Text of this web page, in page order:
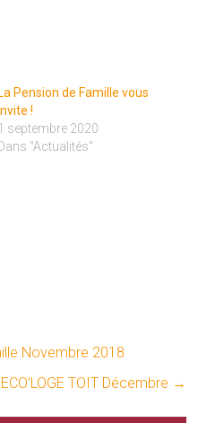
La Pension de Famille vous
!
septembre 2020
Dans "Actualités"
Novembre 2018
TOIT Décembre →